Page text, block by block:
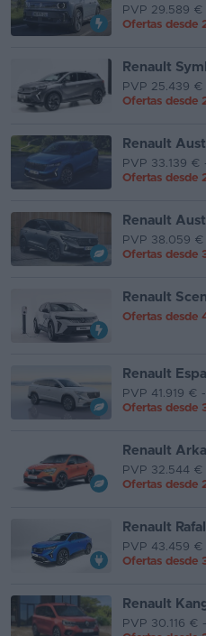
PVP 29.589
Ofertas desde
Renault
PVP 25.439
Ofertas desde
Renault
PVP 33.139 €
Ofertas desde
Renault
PVP 38.059
Ofertas desde
Renault
Ofertas desde
Renault
PVP 41.919 €
Ofertas desde
Renault
PVP 32.544 €
Ofertas desde
Renault
PVP 43.459
Ofertas desde
Renault
PVP 30.116 €